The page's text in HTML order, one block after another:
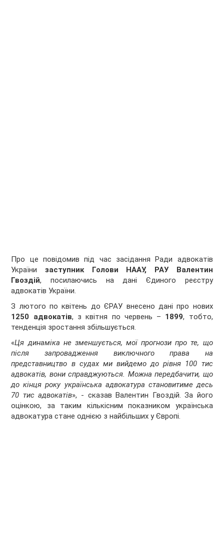
Про це повідомив під час засідання Ради адвокатів
Українизаступник Голови НААУ, РАУ Валентин
Гвоздій, посилаючись на дані Єдиного реєстру
адвокатів України.
З лютого по квітень до ЄРАУ внесено дані про нових
1250 адвокатів, з квітня по червень – 1899, тобто,
тенденція зростання збільшується.
«Ця динаміка не зменшується, мої прогнози про те, що
після запровадження виключного права на
представництво в судах ми вийдемо до рівня 100 тис
адвокатів, вони справджуються. Можна передбачити, що
до кінця року українська адвокатура становитиме десь
70 тис адвокатів», - сказав Валентин Гвоздій. За його
оцінкою, за таким кількісним показником українська
адвокатура стане однією з найбільших у Європі.